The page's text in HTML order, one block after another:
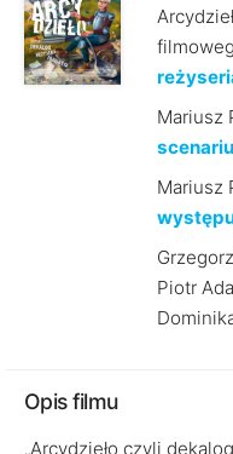
Mariusz
Mariusz
Piotr
Opis filmu
„Arcydzieło czyli